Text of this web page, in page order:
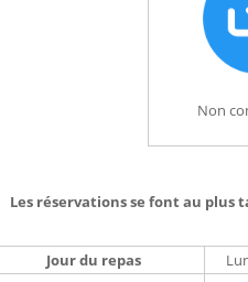
Non
Les réservations se font au plus
Jour du repas